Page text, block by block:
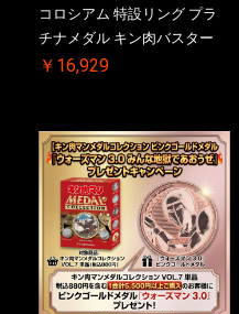
コロシアム 特設リング プラ
チナメダル キン肉バスター
VS. キン肉バスターやぶり 初
メダル(非売品)付
￥16,929